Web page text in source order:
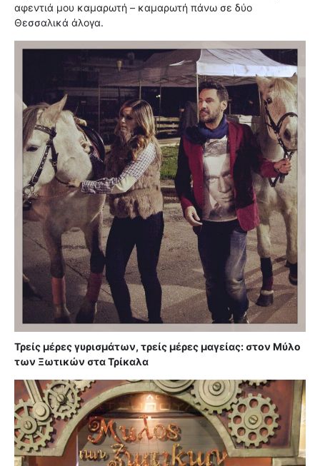
αφεντιά μου καμαρωτή – καμαρωτή πάνω σε δύο
Θεσσαλικά άλογα.
Τρείς μέρες γυρισμάτων, τρείς μέρες μαγείας: στον Μύλο
των Ξωτικών στα Τρίκαλα